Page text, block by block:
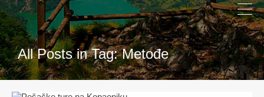
All Posts in Tag: Metođe